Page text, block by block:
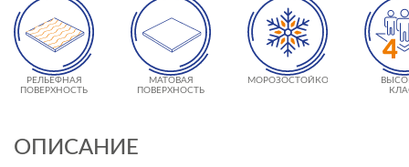
РЕЛЬЕФНАЯ
ПОВЕРХНОСТЬ
МАТОВАЯ
ПОВЕРХНОСТЬ
МОРОЗОСТОЙКОСТЬ
ОПИСАНИЕ